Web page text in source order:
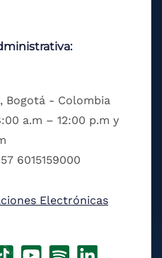
Bogotá - Colombia
a.m – 12:00 p.m y
6015159000
Electrónicas